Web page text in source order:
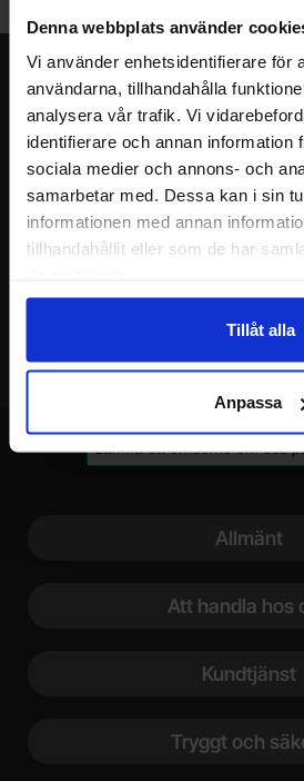
Denna webbplats använder
Vi använder enhetsidentifierare för
användarna, tillhandahålla
analysera vår trafik. Vi
identifierare och annan information
sociala medier och annons- och
samarbetar med. Dessa kan i sin
informationen med annan
tillhandahållit eller som de har
Tillåt alla
Anpassa
Nyhetsbrev
Jag önskar erbjudanden, rabatter och
inkorg!
Du kommer att få ca 1 utskick / månad.
Ditt namn
Din e-post
Allmänt
Att handla hos
Kundtjänst
Tryggt och